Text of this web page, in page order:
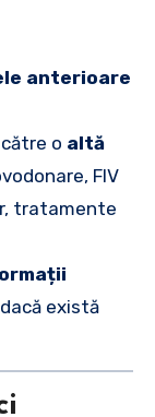
anterioare
o altă
FIV
tratamente
există